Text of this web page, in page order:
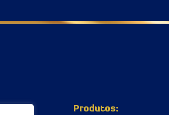
Produtos: